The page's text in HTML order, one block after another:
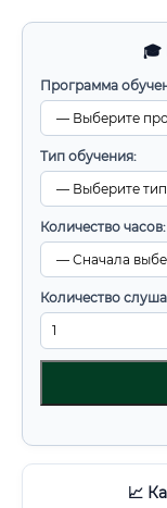
🎓
Программа
Тип обучения:
Количество часов:
Количество
📈